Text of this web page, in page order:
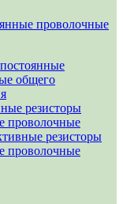
проволочные
общего
резисторы
проволочные
резисторы
проволочные